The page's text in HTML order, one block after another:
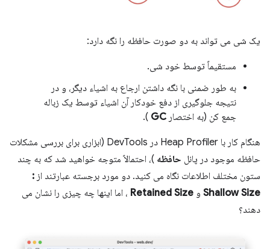
یک شی می تواند به دو صورت حافظه را نگه دارد:
مستقیماً توسط خود شی.
به طور ضمنی با نگه داشتن ارجاع به اشیاء دیگر، و در
نتیجه جلوگیری از دفع خودکار آن اشیاء توسط یک زباله
جمع کن (به اختصار GC
).
هنگام کار با Heap Profiler در DevTools (ابزاری برای بررسی مشکلات
حافظه موجود در پانل حافظه )، احتمالاً متوجه خواهید شد که به چند
ستون مختلف اطلاعات نگاه می کنید. دو مورد برجسته عبارتند از :
Shallow Size و Retained Size ، اما اینها چه چیزی را نشان می
دهند؟